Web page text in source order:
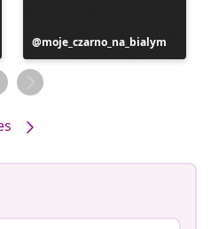
Publicación
realizada
por
moje_czarno_na_bialym